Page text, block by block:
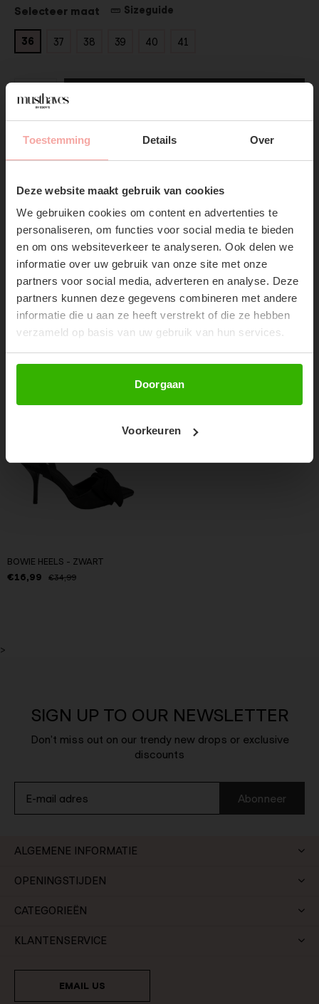
Toestemming Details Over
Deze website maakt gebruik van cookies
We gebruiken cookies om content en advertenties te
personaliseren, om functies voor social media te bieden
en om ons websiteverkeer te analyseren. Ook delen we
informatie over uw gebruik van onze site met onze
partners voor social media, adverteren en analyse. Deze
partners kunnen deze gegevens combineren met andere
informatie die u aan ze heeft verstrekt of die ze hebben
verzameld op basis van uw gebruik van hun services.
Doorgaan
Voorkeuren
SUBSCRIBE NOW & GET
10% OFF YOUR FIRST
ORDER!
Don't miss out on our trendy new drops or exclusive
Selecteer maat Sizeguide
36 37 38 39 40 41
DIRECT BETALEN
Vandaag verzonden?
RECENTE ARTIKELEN
BOWIE HEELS - ZWART
€16,99
€34,99
>
SIGN UP TO OUR NEWSLETTER
Don't miss out on our trendy new drops or exclusive
discounts
Abonneer
ALGEMENE INFORMATIE
OPENINGSTIJDEN
CATEGORIEËN
KLANTENSERVICE
EMAIL US